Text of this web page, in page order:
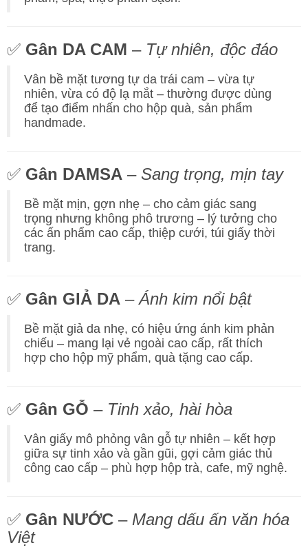
✅ Gân DA CAM – Tự nhiên, độc đáo
Vân bề mặt tương tự da trái cam – vừa tự
nhiên, vừa có độ lạ mắt – thường được dùng
để tạo điểm nhấn cho hộp quà, sản phẩm
handmade.
✅ Gân DAMSA – Sang trọng, mịn tay
Bề mặt mịn, gợn nhẹ – cho cảm giác sang
trọng nhưng không phô trương – lý tưởng cho
các ấn phẩm cao cấp, thiệp cưới, túi giấy thời
trang.
✅ Gân GIẢ DA –Ánh kim nổi bật
Bề mặt giả da nhẹ, có hiệu ứng ánh kim phản
chiếu – mang lại vẻ ngoài cao cấp, rất thích
hợp cho hộp mỹ phẩm, quà tặng cao cấp.
✅ Gân GỖ – Tinh xảo, hài hòa
Vân giấy mô phỏng vân gỗ tự nhiên – kết hợp
giữa sự tinh xảo và gần gũi, gợi cảm giác thủ
công cao cấp – phù hợp hộp trà, cafe, mỹ nghệ.
✅ Gân NƯỚC – Mang dấu ấn văn hóa
Việt